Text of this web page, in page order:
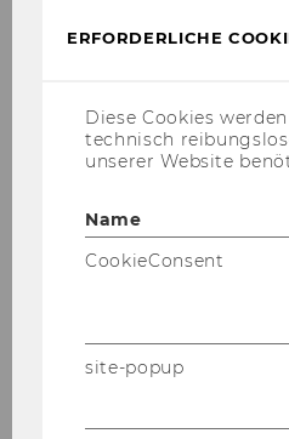
ERFORDERLICHE
Diese Cookies
technisch
unserer Website
Name
CookieConsent
site-popup